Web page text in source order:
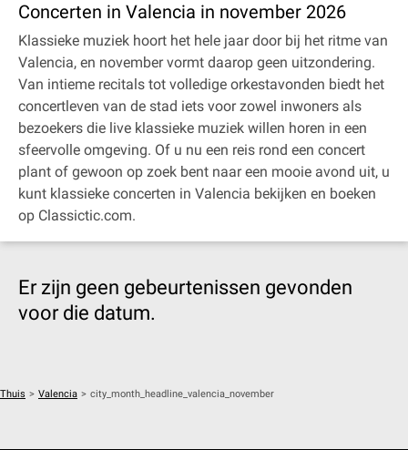
Concerten in Valencia in november 2026
Klassieke muziek hoort het hele jaar door bij het ritme van
Valencia, en november vormt daarop geen uitzondering.
Van intieme recitals tot volledige orkestavonden biedt het
concertleven van de stad iets voor zowel inwoners als
bezoekers die live klassieke muziek willen horen in een
sfeervolle omgeving. Of u nu een reis rond een concert
plant of gewoon op zoek bent naar een mooie avond uit, u
kunt klassieke concerten in Valencia bekijken en boeken
op Classictic.com.
Er zijn geen gebeurtenissen gevonden
voor die datum.
Thuis > Valencia > city_month_headline_valencia_november